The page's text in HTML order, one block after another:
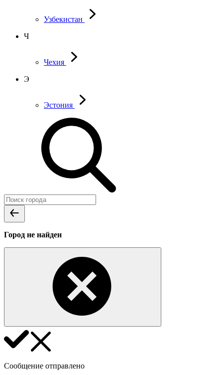
Узбекистан
Ч
Чехия
Э
Эстония
Город не найден
Сообщение отправлено